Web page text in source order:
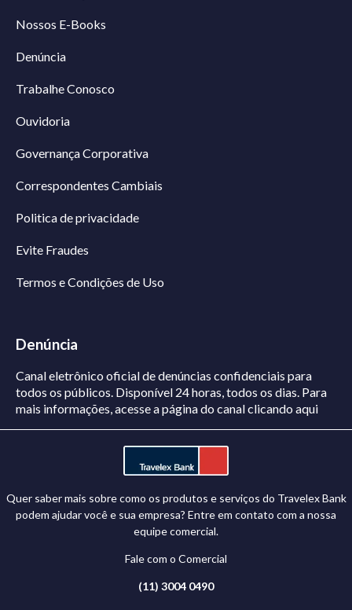
Nossos E-Books
Denúncia
Trabalhe Conosco
Ouvidoria
Governança Corporativa
Correspondentes Cambiais
Politica de privacidade
Evite Fraudes
Termos e Condições de Uso
Denúncia
Canal eletrônico oficial de denúncias confidenciais para
todos os públicos. Disponível 24 horas, todos os dias. Para
mais informações, acesse a página do canalclicando aqui
Quer saber mais sobre como os produtos e serviços do Travelex Bank
podem ajudar você e sua empresa? Entre em contato com a nossa
equipe comercial.
Fale com o Comercial
(11) 3004 0490